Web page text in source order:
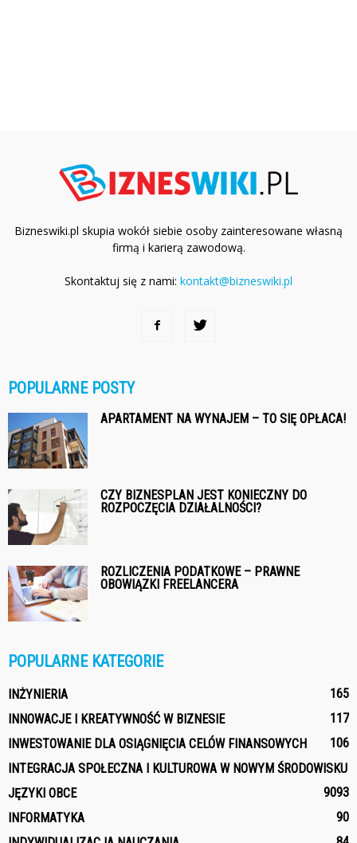
Bizneswiki.pl skupia wokół siebie osoby zainteresowane własną
firmą i karierą zawodową.
Skontaktuj się z nami: kontakt@bizneswiki.pl
POPULARNE POSTY
APARTAMENT NA WYNAJEM – TO SIĘ OPŁACA!
CZY BIZNESPLAN JEST KONIECZNY DO
ROZPOCZĘCIA DZIAŁALNOŚCI?
ROZLICZENIA PODATKOWE – PRAWNE
OBOWIĄZKI FREELANCERA
POPULARNE KATEGORIE
INŻYNIERIA
165
INNOWACJE I KREATYWNOŚĆ W BIZNESIE
117
INWESTOWANIE DLA OSIĄGNIĘCIA CELÓW FINANSOWYCH
106
INTEGRACJA SPOŁECZNA I KULTUROWA W NOWYM ŚRODOWISKU
93
JĘZYKI OBCE
90
INFORMATYKA
90